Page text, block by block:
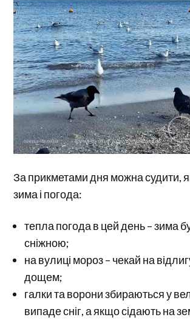
За прикметами дня можна судити,
зима і погода:
тепла погода в цей день – зима
сніжною;
на вулиці мороз – чекай на
дощем;
галки та ворони збираються у
випаде сніг, а якщо сідають на